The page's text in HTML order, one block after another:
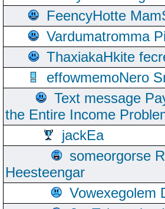
FeencyHotte
Vardumatromma
ThaxiakaHkite
effowmemoNero
Text message
the Entire Income
jackEa
someorgorse
Heesteengar
Vowexegolem